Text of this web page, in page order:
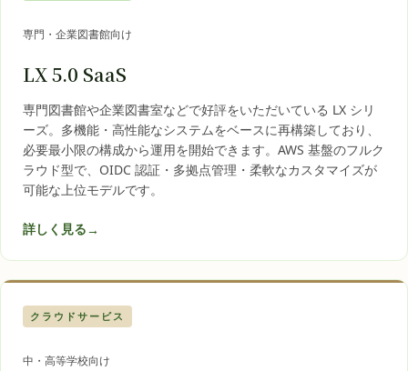
専門・企業図書館向け
LX 5.0 SaaS
専門図書館や企業図書室などで好評をいただいている LX シリ
ーズ。多機能・高性能なシステムをベースに再構築しており、
必要最小限の構成から運用を開始できます。AWS 基盤のフルク
ラウド型で、OIDC 認証・多拠点管理・柔軟なカスタマイズが
可能な上位モデルです。
詳しく見る→
クラウドサービス
中・高等学校向け